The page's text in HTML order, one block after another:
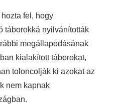
fel, hogy
táborokká nyilvánították
megállapodásának
kialakított táborokat,
toloncolják ki azokat az
nem kapnak